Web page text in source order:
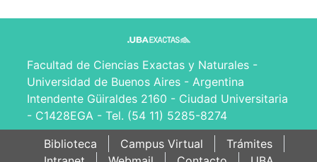
Facultad de Ciencias Exactas y Naturales -
Universidad de Buenos Aires - Argentina
Intendente Güiraldes 2160 - Ciudad Universitaria
- C1428EGA - Tel. (54 11) 5285-8274
Biblioteca
Campus Virtual
Trámites